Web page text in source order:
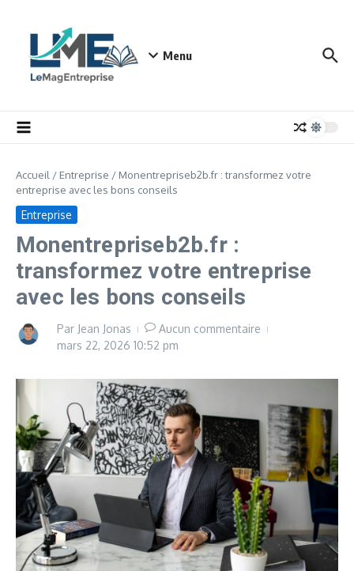
Menu
Accueil / Entreprise / Monentrepriseb2b.fr : transformez votre
entreprise avec les bons conseils
Entreprise
Monentrepriseb2b.fr :
transformez votre entreprise
avec les bons conseils
Par Jean Jonas
Aucun commentaire
mars 22, 2026 10:52 pm